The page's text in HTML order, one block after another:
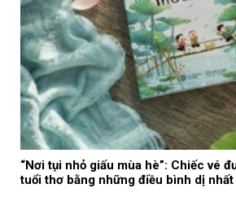
“Nơi tụi nhỏ giấu mùa hè”: Chiếc vé
tuổi thơ bằng những điều bình dị nhất